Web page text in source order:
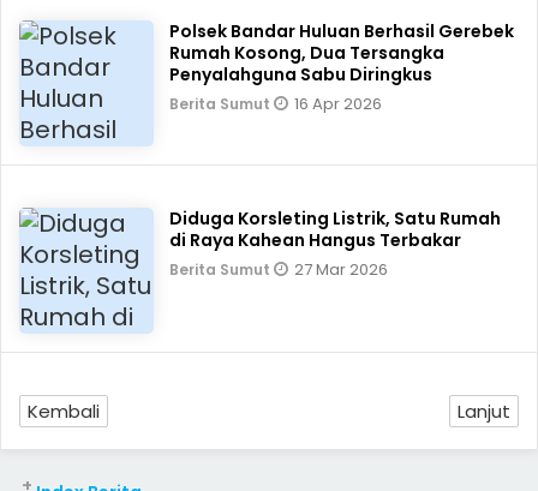
Polsek Bandar Huluan Berhasil Gerebek
Rumah Kosong, Dua Tersangka
Penyalahguna Sabu Diringkus
Berita Sumut 16 Apr 2026
Diduga Korsleting Listrik, Satu Rumah
di Raya Kahean Hangus Terbakar
Berita Sumut 27 Mar 2026
Kembali Lanjut
+